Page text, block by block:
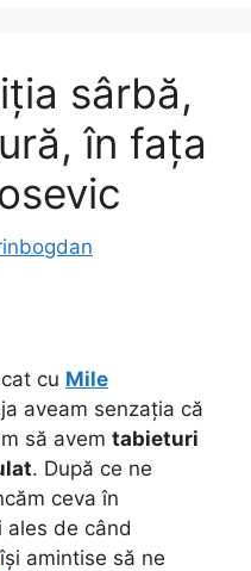
sârbă,
în fața
cu Mile
aveam senzația că
să avem tabieturi
. După ce ne
ceva în
ales de când
își amintise să ne